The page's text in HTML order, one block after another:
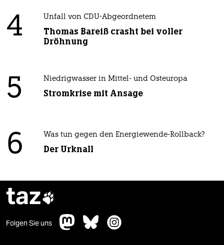
4 Unfall von CDU-Abgeordnetem
Thomas Bareiß crasht bei voller
Dröhnung
5 Niedrigwasser in Mittel- und Osteuropa
Stromkrise mit Ansage
6 Was tun gegen den Energiewende-Rollback?
Der Urknall
taz
Folgen Sie uns